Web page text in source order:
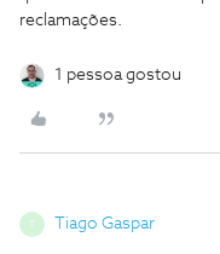
reclamações.
1 pessoa gostou
Tiago Gaspar